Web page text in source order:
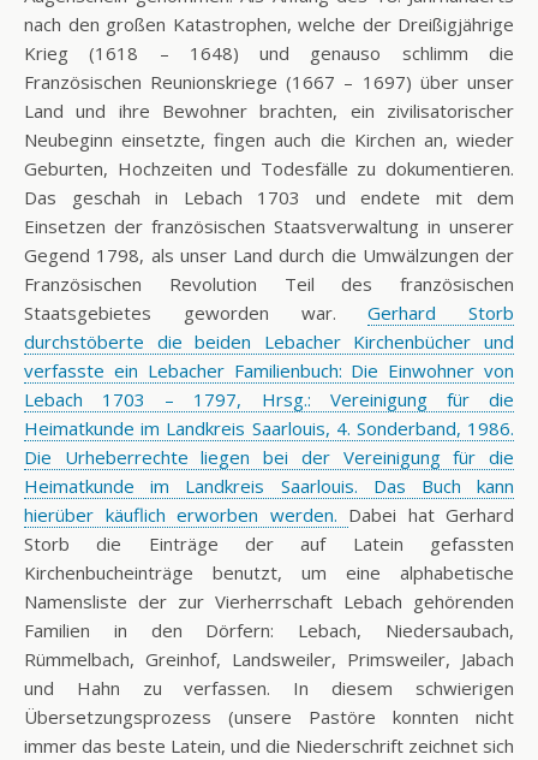
nach den großen Katastrophen, welche der Dreißigjährige
Krieg (1618 – 1648) und genauso schlimm die
Französischen Reunionskriege (1667 – 1697) über unser
Land und ihre Bewohner brachten, ein zivilisatorischer
Neubeginn einsetzte, fingen auch die Kirchen an, wieder
Geburten, Hochzeiten und Todesfälle zu dokumentieren.
Das geschah in Lebach 1703 und endete mit dem
Einsetzen der französischen Staatsverwaltung in unserer
Gegend 1798, als unser Land durch die Umwälzungen der
Französischen Revolution Teil des französischen
Staatsgebietes geworden war.Gerhard Storb
durchstöberte die beiden Lebacher Kirchenbücher und
verfasste ein Lebacher Familienbuch: Die Einwohner von
Lebach 1703 – 1797, Hrsg.: Vereinigung für die
Heimatkunde im Landkreis Saarlouis, 4. Sonderband, 1986.
Die Urheberrechte liegen bei der Vereinigung für die
Heimatkunde im Landkreis Saarlouis. Das Buch kann
hierüber käuflich erworben werden. Dabei hat Gerhard
Storb die Einträge der auf Latein gefassten
Kirchenbucheinträge benutzt, um eine alphabetische
Namensliste der zur Vierherrschaft Lebach gehörenden
Familien in den Dörfern: Lebach, Niedersaubach,
Rümmelbach, Greinhof, Landsweiler, Primsweiler, Jabach
und Hahn zu verfassen. In diesem schwierigen
Übersetzungsprozess (unsere Pastöre konnten nicht
immer das beste Latein, und die Niederschrift zeichnet sich